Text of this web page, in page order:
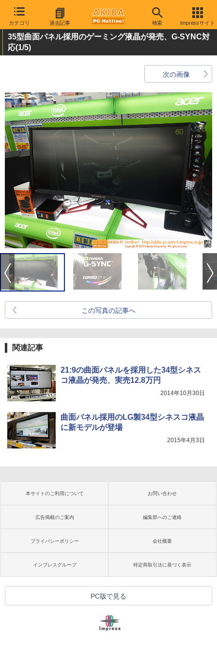
カテゴリ 過去記事 検索 Impressサイト
35型曲面パネル採用のゲーミング液晶が発売、G-SYNC対
応(1/5)
次の画像
この写真の記事へ
関連記事
21:9の曲面パネルを採用した34型シネス
コ液晶が発売、実売12.8万円
2014年10月30日
曲面パネル採用のLG製34型シネスコ液晶
に新モデルが登場
2015年4月3日
本サイトのご利用について お問い合わせ
広告掲載のご案内 編集部へのご連絡
プライバシーポリシー 会社概要
インプレスグループ 特定商取引法に基づく表示
PC版で見る